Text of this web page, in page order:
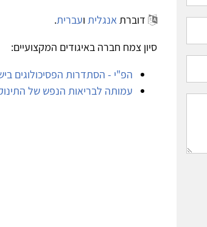
דוברתאנגלית ועברית.
סיון צמח חברה באיגודים המקצועיים:
הפ"י - הסתדרות הפסיכולוגים
עמותה לבריאות הנפש של